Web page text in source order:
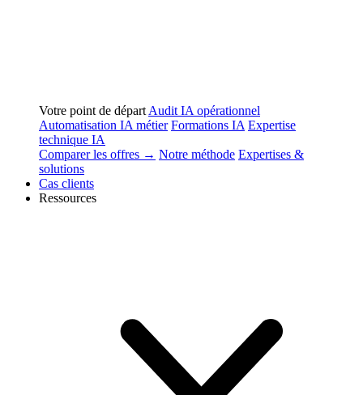
Votre point de départ Audit IA opérationnel
Automatisation IA métier Formations IA Expertise
technique IA
Comparer les offres → Notre méthode Expertises &
solutions
Cas clients
Ressources